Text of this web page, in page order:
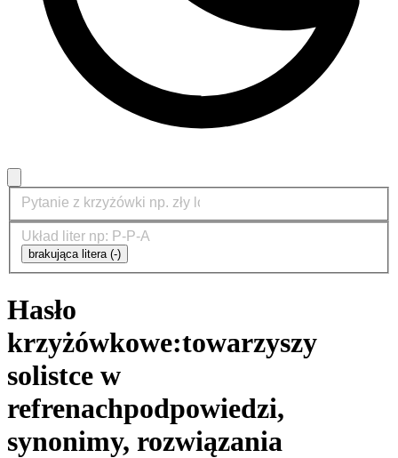
brakująca litera (-)
Hasło
krzyżówkowe:towarzyszy
solistce w
refrenachpodpowiedzi,
synonimy, rozwiązania